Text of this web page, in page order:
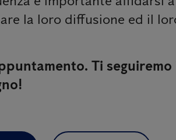
la loro diffusione ed il
Ti seguiremo